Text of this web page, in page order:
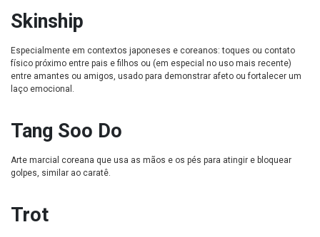
Skinship
Especialmente em contextos japoneses e coreanos: toques ou contato
físico próximo entre pais e filhos ou (em especial no uso mais recente)
entre amantes ou amigos, usado para demonstrar afeto ou fortalecer um
laço emocional.
Tang Soo Do
Arte marcial coreana que usa as mãos e os pés para atingir e bloquear
golpes, similar ao caratê.
Trot